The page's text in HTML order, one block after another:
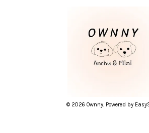
© 2026 Ownny. Powered by